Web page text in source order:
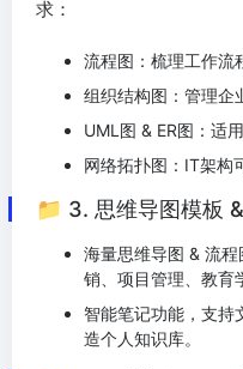
求：
流程图：梳理工作流
组织结构图：管理企
UML图 & ER图：适
网络拓扑图：IT架构
📁 3. 思维导图模板
海量思维导图 & 流
销、项目管理、教育
智能笔记功能，支持
造个人知识库。